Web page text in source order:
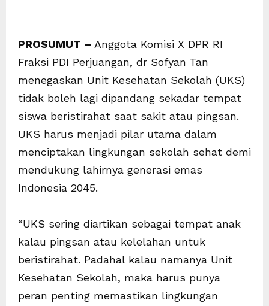
PROSUMUT – Anggota Komisi X DPR RI
Fraksi PDI Perjuangan, dr Sofyan Tan
menegaskan Unit Kesehatan Sekolah (UKS)
tidak boleh lagi dipandang sekadar tempat
siswa beristirahat saat sakit atau pingsan.
UKS harus menjadi pilar utama dalam
menciptakan lingkungan sekolah sehat demi
mendukung lahirnya generasi emas
Indonesia 2045.
“UKS sering diartikan sebagai tempat anak
kalau pingsan atau kelelahan untuk
beristirahat. Padahal kalau namanya Unit
Kesehatan Sekolah, maka harus punya
peran penting memastikan lingkungan